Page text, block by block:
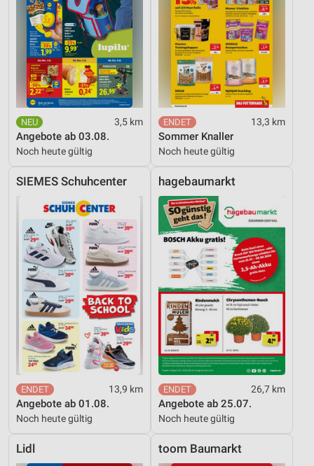
3,5 km
Angebote ab 03.08.
Noch heute gültig
13,3 km
Sommer Knaller
Noch heute gültig
SIEMES Schuhcenter
13,9 km
Angebote ab 01.08.
Noch heute gültig
hagebaumarkt
26,7 km
Angebote ab 25.07.
Noch heute gültig
Lidl toom Baumarkt